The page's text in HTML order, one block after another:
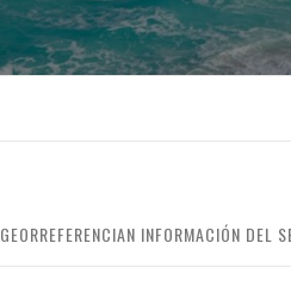
GEORREFERENCIAN INFORMACIÓN DEL